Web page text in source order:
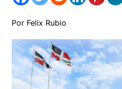
Por Felix Rubio